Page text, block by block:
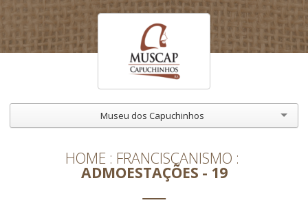
Museu dos Capuchinhos
HOME FRANCISCANISMO
ADMOESTAÇÕES - 19